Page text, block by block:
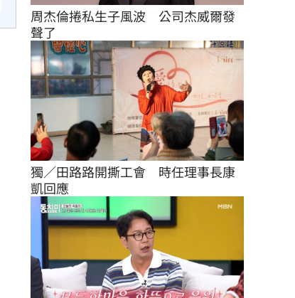
周杰倫捲私生子風波　公司杰威爾發
聲了
獨／田路路開撕工會　時任理事長康
凱回應